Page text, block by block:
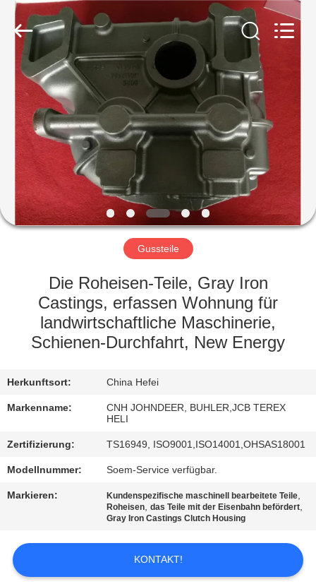
HAUS
PRODUKTE
ÜBER
UNS
FABRIK-
QUALITÄTSKONTROLLE
TRETEN
MIT
UNS
IN
NACHRICHTEN
FORDERN
SIE
Forging
Factory.
Rights
Reserved.
Developed
ECER
Gussteile
Die Roheisen-Teile, Gray Iron
Castings, erfassen Wohnung für
landwirtschaftliche Maschinerie,
Schienen-Durchfahrt, New Energy
Herkunftsort: China Hefei
Markenname:
CNH JOHNDEER, BUHLER,JCB TEREX
HELI
Zertifizierung: TS16949, ISO9001,ISO14001,OHSAS18001
Modellnummer: Soem-Service verfügbar.
Markieren: Kundenspezifische maschinell bearbeitete Teile,
Roheisen,das Teile mit der Eisenbahn befördert,
Gray Iron Castings Clutch Housing
KONTAKT!